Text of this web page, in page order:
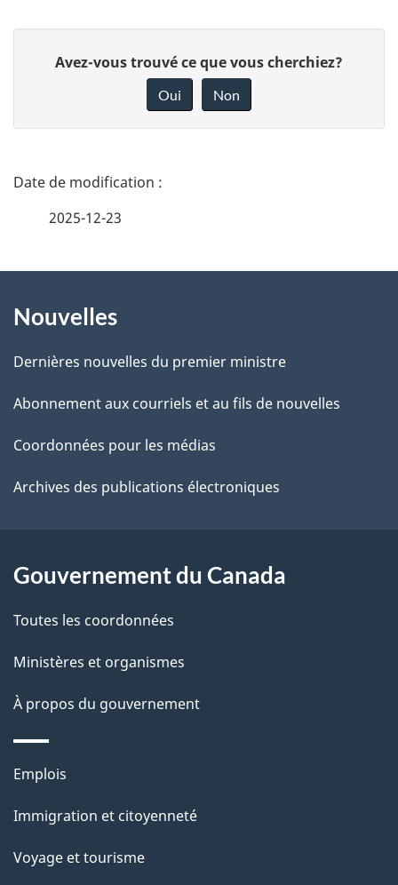
z
t
r
e
r
t
r
a
i
o
s
c
e
t
e
Avez-vous trouvé ce que vous cherchiez?
Oui Non
D
i
l
s
d
e
a
p
a
g
e
2025-12-23
propos
de
ce
site
Nouvelles
Dernières nouvelles du premier ministre
Abonnement aux courriels et au fils de nouvelles
Coordonnées pour les médias
Archives des publications électroniques
Gouvernement du Canada
Toutes les coordonnées
Ministères et organismes
À propos du gouvernement
Thèmes
sujets
Emplois
Immigration et citoyenneté
Voyage et tourisme